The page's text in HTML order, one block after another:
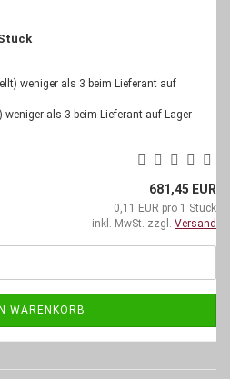
weniger als 3 beim Lieferant auf Lager
681,45 EUR
0,11 EUR pro 1 Stück
inkl. MwSt. zzgl. Versand
WARENKORB